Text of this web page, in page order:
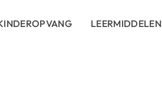
LEERMIDDELEN